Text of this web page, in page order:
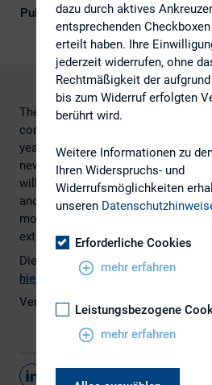
Publikationsform
Externe
The Financial Times reported that
companies targeted by activists
year was in fact the biggest on
new activist investors, as asset
willing to take public stands
and hedge funds upped their
month’s edition takes a closer
extent activism is still a force.
Die Ergebnisse der Studie von Rivel
hier
Veröffentlicht auf
https://
dazu durch aktives
entsprechenden
erteilt haben. Ihre
jederzeit widerrufen, ohne
Rechtmäßigkeit der
bis zum Widerruf erfolgten
berührt wird.
Weitere Informationen zu
Ihren Widerspruchs- und
Widerrufsmöglichkeiten
unseren
Erforderliche Cookies
mehr erfahren
Leistungsbezogene
mehr erfahren